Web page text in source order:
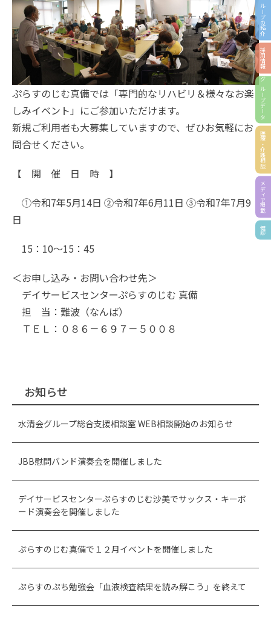
グループの紹介
採用情報
グループデータ
医療・介護相談
メディア掲載
健診
お知らせ
水清会グループ総合支援相談室 WEB相談開始のお知らせ
JBB慰問バンド演奏会を開催しました
デイサービスセンターぷらすのじむ沙美でサックス・キーボ
ード演奏会を開催しました
ぷらすのじむ真備で１２月イベントを開催しました
ぷらすのぷち勉強会「血液検査結果を読み解こう」を終えて
ぷらすのじむ真備では「専門的なリハビリ＆様々なお楽
しみイベント」にご参加いただけます。
新規ご利用者も大募集していますので、ぜひお気軽にお
問合せください。
【 開 催 日 時 】
①令和7年5月14日 ②令和7年6月11日 ③令和7年7月9
日
15：10～15：45
＜お申し込み・お問い合わせ先＞
デイサービスセンターぷらすのじむ 真備
担 当：難波（なんば）
ＴＥＬ：０８６－６９７－５００８